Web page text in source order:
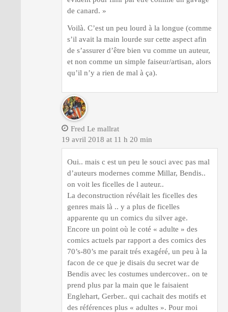
de canard. »
Voilà. C’est un peu lourd à la longue (comme
s’il avait la main lourde sur cette aspect afin
de s’assurer d’être bien vu comme un auteur,
et non comme un simple faiseur/artisan, alors
qu’il n’y a rien de mal à ça).
Fred Le mallrat
19 avril 2018 at 11 h 20 min
Oui.. mais c est un peu le souci avec pas mal
d’auteurs modernes comme Millar, Bendis..
on voit les ficelles de l auteur..
La deconstruction révélait les ficelles des
genres mais là .. y a plus de ficelles
apparente qu un comics du silver age.
Encore un point où le coté « adulte » des
comics actuels par rapport a des comics des
70’s-80’s me parait trés exagéré, un peu à la
facon de ce que je disais du secret war de
Bendis avec les costumes undercover.. on te
prend plus par la main que le faisaient
Englehart, Gerber.. qui cachait des motifs et
des références plus « adultes ». Pour moi